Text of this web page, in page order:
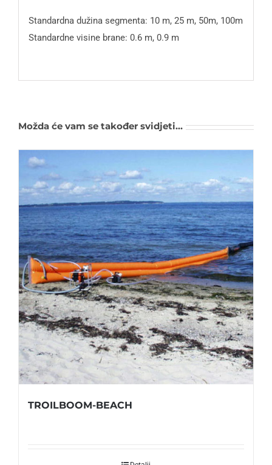
Standardna dužina segmenta: 10 m, 25 m, 50m, 100m
Standardne visine brane: 0.6 m, 0.9 m
Možda će vam se također svidjeti…
TROILBOOM-BEACH